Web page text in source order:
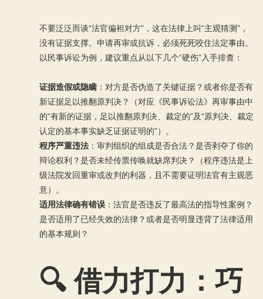
不要泛泛而谈“法官偏袒对方”，这在法律上叫“主观猜测”，
没有证据支撑。申请再审或抗诉，必须死死咬住法定事由。
以民事诉讼为例，建议重点从以下几个“硬伤”入手排查：
证据造假或隐瞒：对方是否伪造了关键证据？或者你是否有
新证据足以推翻原判决？（对应《民事诉讼法》再审事由中
的“有新的证据，足以推翻原判决、裁定的”及“原判决、裁定
认定的基本事实缺乏证据证明的”）。
程序严重违法 ：审判组织的组成是否合法？是否剥夺了你的
辩论权利？是否未经传票传唤就缺席判决？（程序违法是上
级法院发回重审或改判的利器，且不需要证明法官有主观恶
意）。
适用法律确有错误 ：法官是否违反了最高法的指导性案例？
是否适用了已经失效的法律？或者是否明显违背了法律适用
的基本规则？
🔍 借力打力：巧